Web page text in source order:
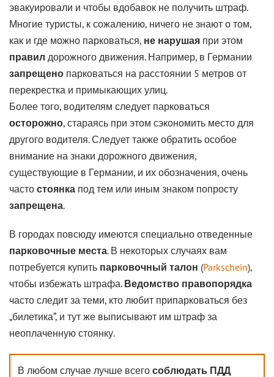
эвакуировали и чтобы вдобавок не получить штраф.
Многие туристы, к сожалению, ничего не знают о том,
как и где можно парковаться, не нарушая при этом
правил дорожного движения. Например, в Германии
запрещено парковаться на расстоянии 5 метров от
перекрестка и примыкающих улиц.
Более того, водителям следует парковаться
осторожно, стараясь при этом сэкономить место для
другого водителя. Следует также обратить особое
внимание на знаки дорожного движения,
существующие в Германии, и их обозначения, очень
часто стоянка под тем или иным знаком попросту
запрещена.
В городах повсюду имеются специально отведенные
парковочные места. В некоторых случаях вам
потребуется купить парковочный талон (Parkschein),
чтобы избежать штрафа. Ведомство правопорядка
часто следит за теми, кто любит припарковаться без
„билетика“, и тут же выписывают им штраф за
неоплаченную стоянку.
В любом случае лучше всего соблюдать ПДД